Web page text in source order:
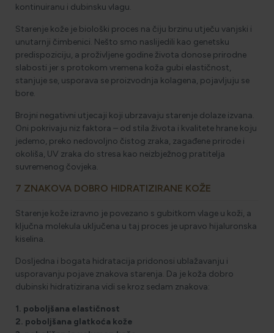
kontinuiranu i dubinsku vlagu.
Starenje kože je biološki proces na čiju brzinu utječu vanjski i
unutarnji čimbenici. Nešto smo naslijedili kao genetsku
predispoziciju, a proživljene godine života donose prirodne
slabosti jer s protokom vremena koža gubi elastičnost,
stanjuje se, usporava se proizvodnja kolagena, pojavljuju se
bore.
Brojni negativni utjecaji koji ubrzavaju starenje dolaze izvana.
Oni pokrivaju niz faktora – od stila života i kvalitete hrane koju
jedemo, preko nedovoljno čistog zraka, zagađene prirode i
okoliša, UV zraka do stresa kao neizbježnog pratitelja
suvremenog čovjeka.
7 ZNAKOVA DOBRO HIDRATIZIRANE KOŽE
Starenje kože izravno je povezano s gubitkom vlage u koži, a
ključna molekula uključena u taj proces je upravo hijaluronska
kiselina.
Dosljedna i bogata hidratacija pridonosi ublažavanju i
usporavanju pojave znakova starenja. Da je koža dobro
dubinski hidratizirana vidi se kroz sedam znakova:
1. poboljšana elastičnost
2. poboljšana glatkoća kože